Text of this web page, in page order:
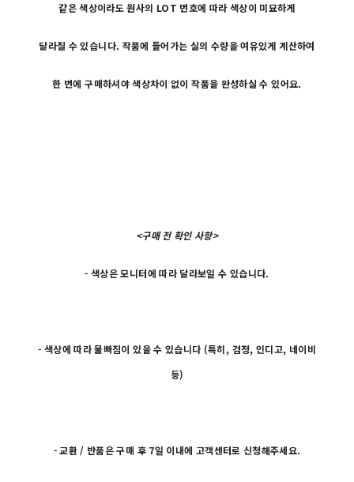
같은 색상이라도 원사의 LOT 번호에 따라 색상이 미묘하게
달라질 수 있습니다. 작품에 들어가는 실의 수량을 여유있게 계산하여
한 번에 구매하셔야 색상차이 없이 작품을 완성하실 수 있어요.
<구매 전 확인 사항>
- 색상은 모니터에 따라 달라보일 수 있습니다.
- 색상에 따라 물빠짐이 있을 수 있습니다 (특히, 검정, 인디고, 네이비
등)
- 교환 / 반품은 구매 후 7일 이내에 고객센터로 신청해주세요.